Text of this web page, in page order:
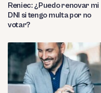
Reniec: ¿Puedo renovar mi
DNI si tengo multa por no
votar?